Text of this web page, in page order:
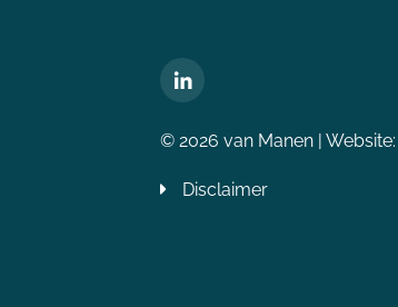
© 2026 van Manen | Website:
Disclaimer